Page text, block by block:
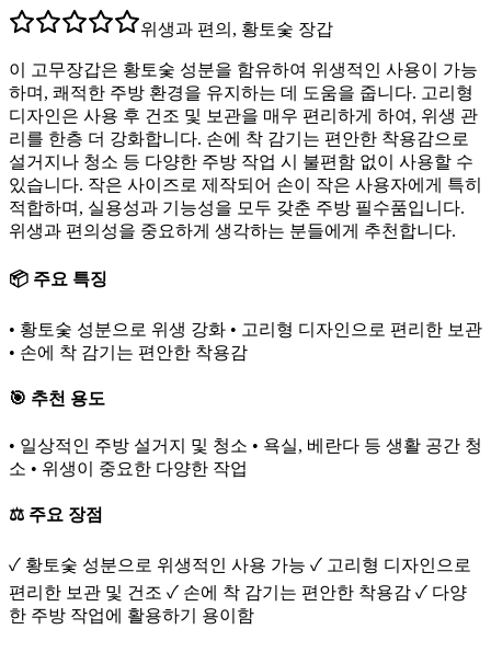
위생과 편의, 황토숯 장갑
이 고무장갑은 황토숯 성분을 함유하여 위생적인 사용이 가능
하며, 쾌적한 주방 환경을 유지하는 데 도움을 줍니다. 고리형
디자인은 사용 후 건조 및 보관을 매우 편리하게 하여, 위생 관
리를 한층 더 강화합니다. 손에 착 감기는 편안한 착용감으로
설거지나 청소 등 다양한 주방 작업 시 불편함 없이 사용할 수
있습니다. 작은 사이즈로 제작되어 손이 작은 사용자에게 특히
적합하며, 실용성과 기능성을 모두 갖춘 주방 필수품입니다.
위생과 편의성을 중요하게 생각하는 분들에게 추천합니다.
📦 주요 특징
• 황토숯 성분으로 위생 강화 • 고리형 디자인으로 편리한 보관
• 손에 착 감기는 편안한 착용감
🎯 추천 용도
• 일상적인 주방 설거지 및 청소 • 욕실, 베란다 등 생활 공간 청
소 • 위생이 중요한 다양한 작업
⚖️ 주요 장점
✓ 황토숯 성분으로 위생적인 사용 가능 ✓ 고리형 디자인으로
편리한 보관 및 건조 ✓ 손에 착 감기는 편안한 착용감 ✓ 다양
한 주방 작업에 활용하기 용이함